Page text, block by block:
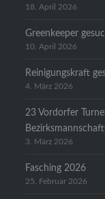
18. April 2026
Greenkeeper
10. April 2026
Reinigungskraft
4. März 2026
23 Vordorfer
3. März 2026
Fasching 2026
25. Februar 2026